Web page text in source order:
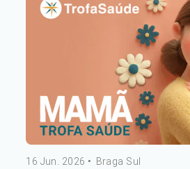
16 Jun. 2026 • Braga Sul